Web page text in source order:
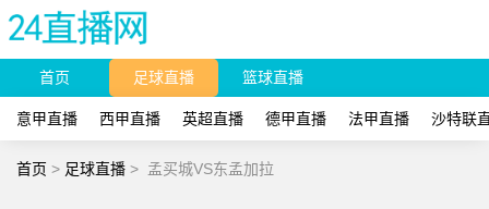
首页 足球直播 篮球直播
意甲直播 西甲直播 英超直播 德甲直播 法甲直播 沙特联
首页 > 足球直播 > 孟买城VS东孟加拉